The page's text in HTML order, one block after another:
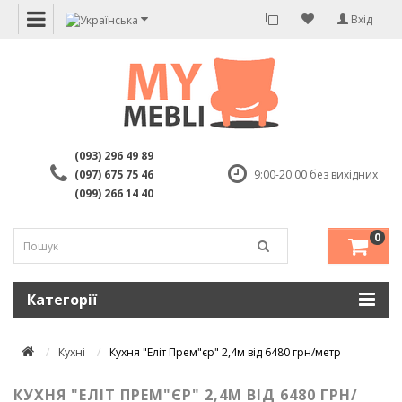
Вхід
(093) 296 49 89
(097) 675 75 46
(099) 266 14 40
9:00-20:00 без вихідних
0
Категорії
Кухні Кухня "Еліт Прем"єр" 2,4м від 6480 грн/метр
КУХНЯ "ЕЛІТ ПРЕМ"ЄР" 2,4М ВІД 6480 ГРН/